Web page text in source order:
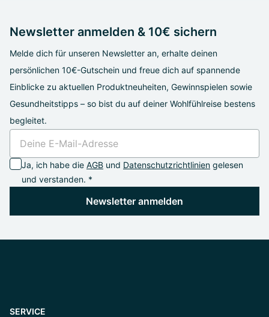
Newsletter anmelden & 10€ sichern
Melde dich für unseren Newsletter an, erhalte deinen
persönlichen 10€-Gutschein und freue dich auf spannende
Einblicke zu aktuellen Produktneuheiten, Gewinnspielen sowie
Gesundheitstipps – so bist du auf deiner Wohlfühlreise bestens
begleitet.
Ja, ich habe die AGB und Datenschutzrichtlinien gelesen
und verstanden. *
Newsletter anmelden
SERVICE